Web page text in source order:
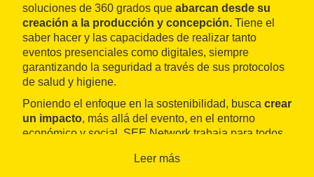
soluciones de 360 grados que abarcan desde su
creación a la producción y concepción. Tiene el
saber hacer y las capacidades de realizar tanto
eventos presenciales como digitales, siempre
garantizando la seguridad a través de sus protocolos
de salud y higiene.
Poniendo el enfoque en la sostenibilidad, busca crear
un impacto, más allá del evento, en el entorno
económico y social. SEE Network trabaja para todos
automoción, seguros y farmacológico.
Leer más